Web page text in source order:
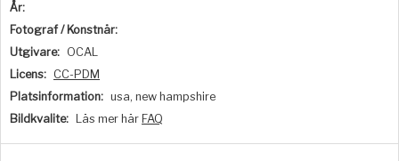
År:
Fotograf / Konstnär:
Utgivare: OCAL
Licens: CC-PDM
Platsinformation: usa, new hampshire
Bildkvalite:
Läs mer här FAQ